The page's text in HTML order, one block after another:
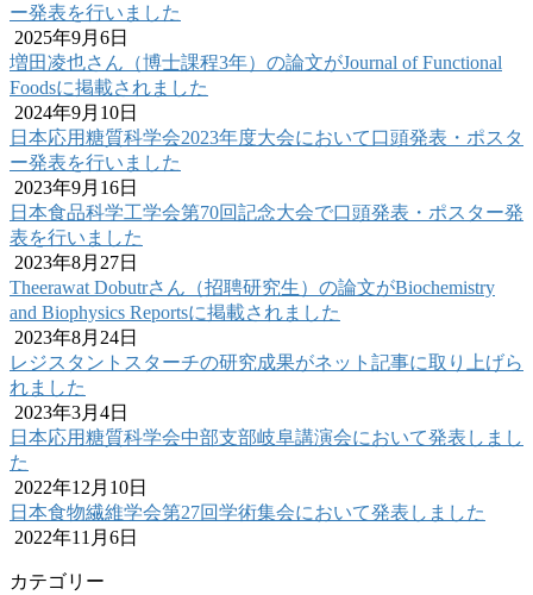
ー発表を行いました
2025年9月6日
増田凌也さん（博士課程3年）の論文がJournal of Functional
Foodsに掲載されました
2024年9月10日
日本応用糖質科学会2023年度大会において口頭発表・ポスタ
ー発表を行いました
2023年9月16日
日本食品科学工学会第70回記念大会で口頭発表・ポスター発
表を行いました
2023年8月27日
Theerawat Dobutrさん（招聘研究生）の論文がBiochemistry
and Biophysics Reportsに掲載されました
2023年8月24日
レジスタントスターチの研究成果がネット記事に取り上げら
れました
2023年3月4日
日本応用糖質科学会中部支部岐阜講演会において発表しまし
た
2022年12月10日
日本食物繊維学会第27回学術集会において発表しました
2022年11月6日
カテゴリー